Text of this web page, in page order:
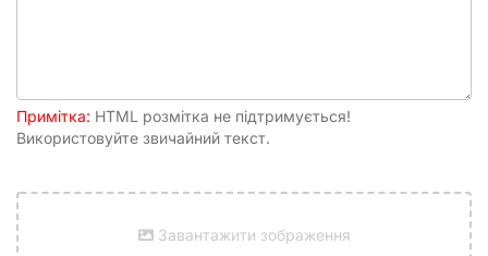
Примітка: HTML розмітка не підтримується!
Використовуйте звичайний текст.
Завантажити зображення